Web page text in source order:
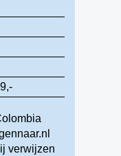
verwijzen